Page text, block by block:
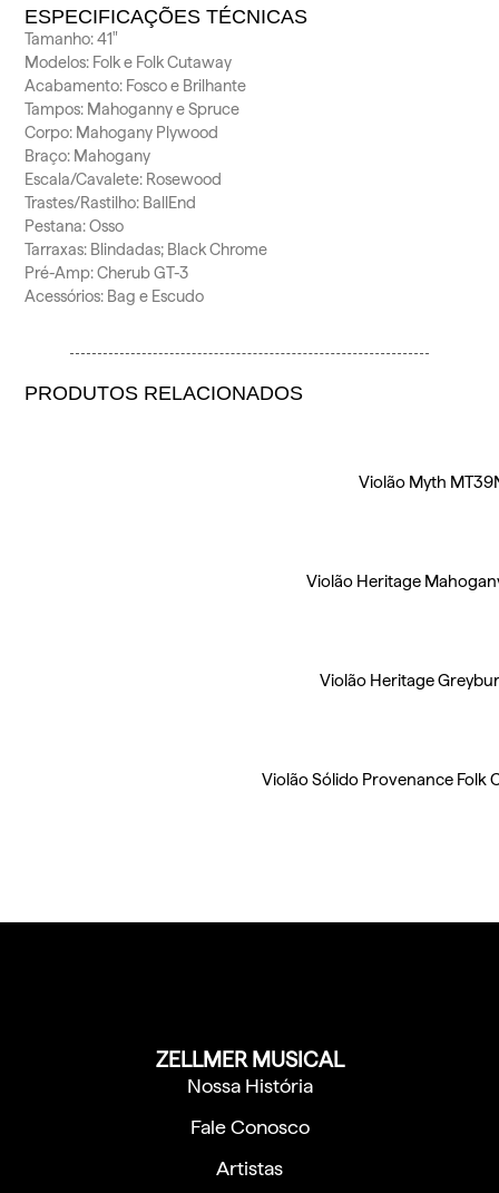
ESPECIFICAÇÕES TÉCNICAS
Tamanho: 41″
Modelos: Folk e Folk Cutaway
Acabamento: Fosco e Brilhante
Tampos: Mahoganny e Spruce
Corpo: Mahogany Plywood
Braço: Mahogany
Escala/Cavalete: Rosewood
Trastes/Rastilho: BallEnd
Pestana: Osso
Tarraxas: Blindadas; Black Chrome
Pré-Amp: Cherub GT-3
Acessórios: Bag e Escudo
PRODUTOS RELACIONADOS
Violão Myth
Violão Heritage
Violão Heritage
Violão Sólido Provenance Folk
ZELLMER MUSICAL
Nossa História
Fale Conosco
Artistas